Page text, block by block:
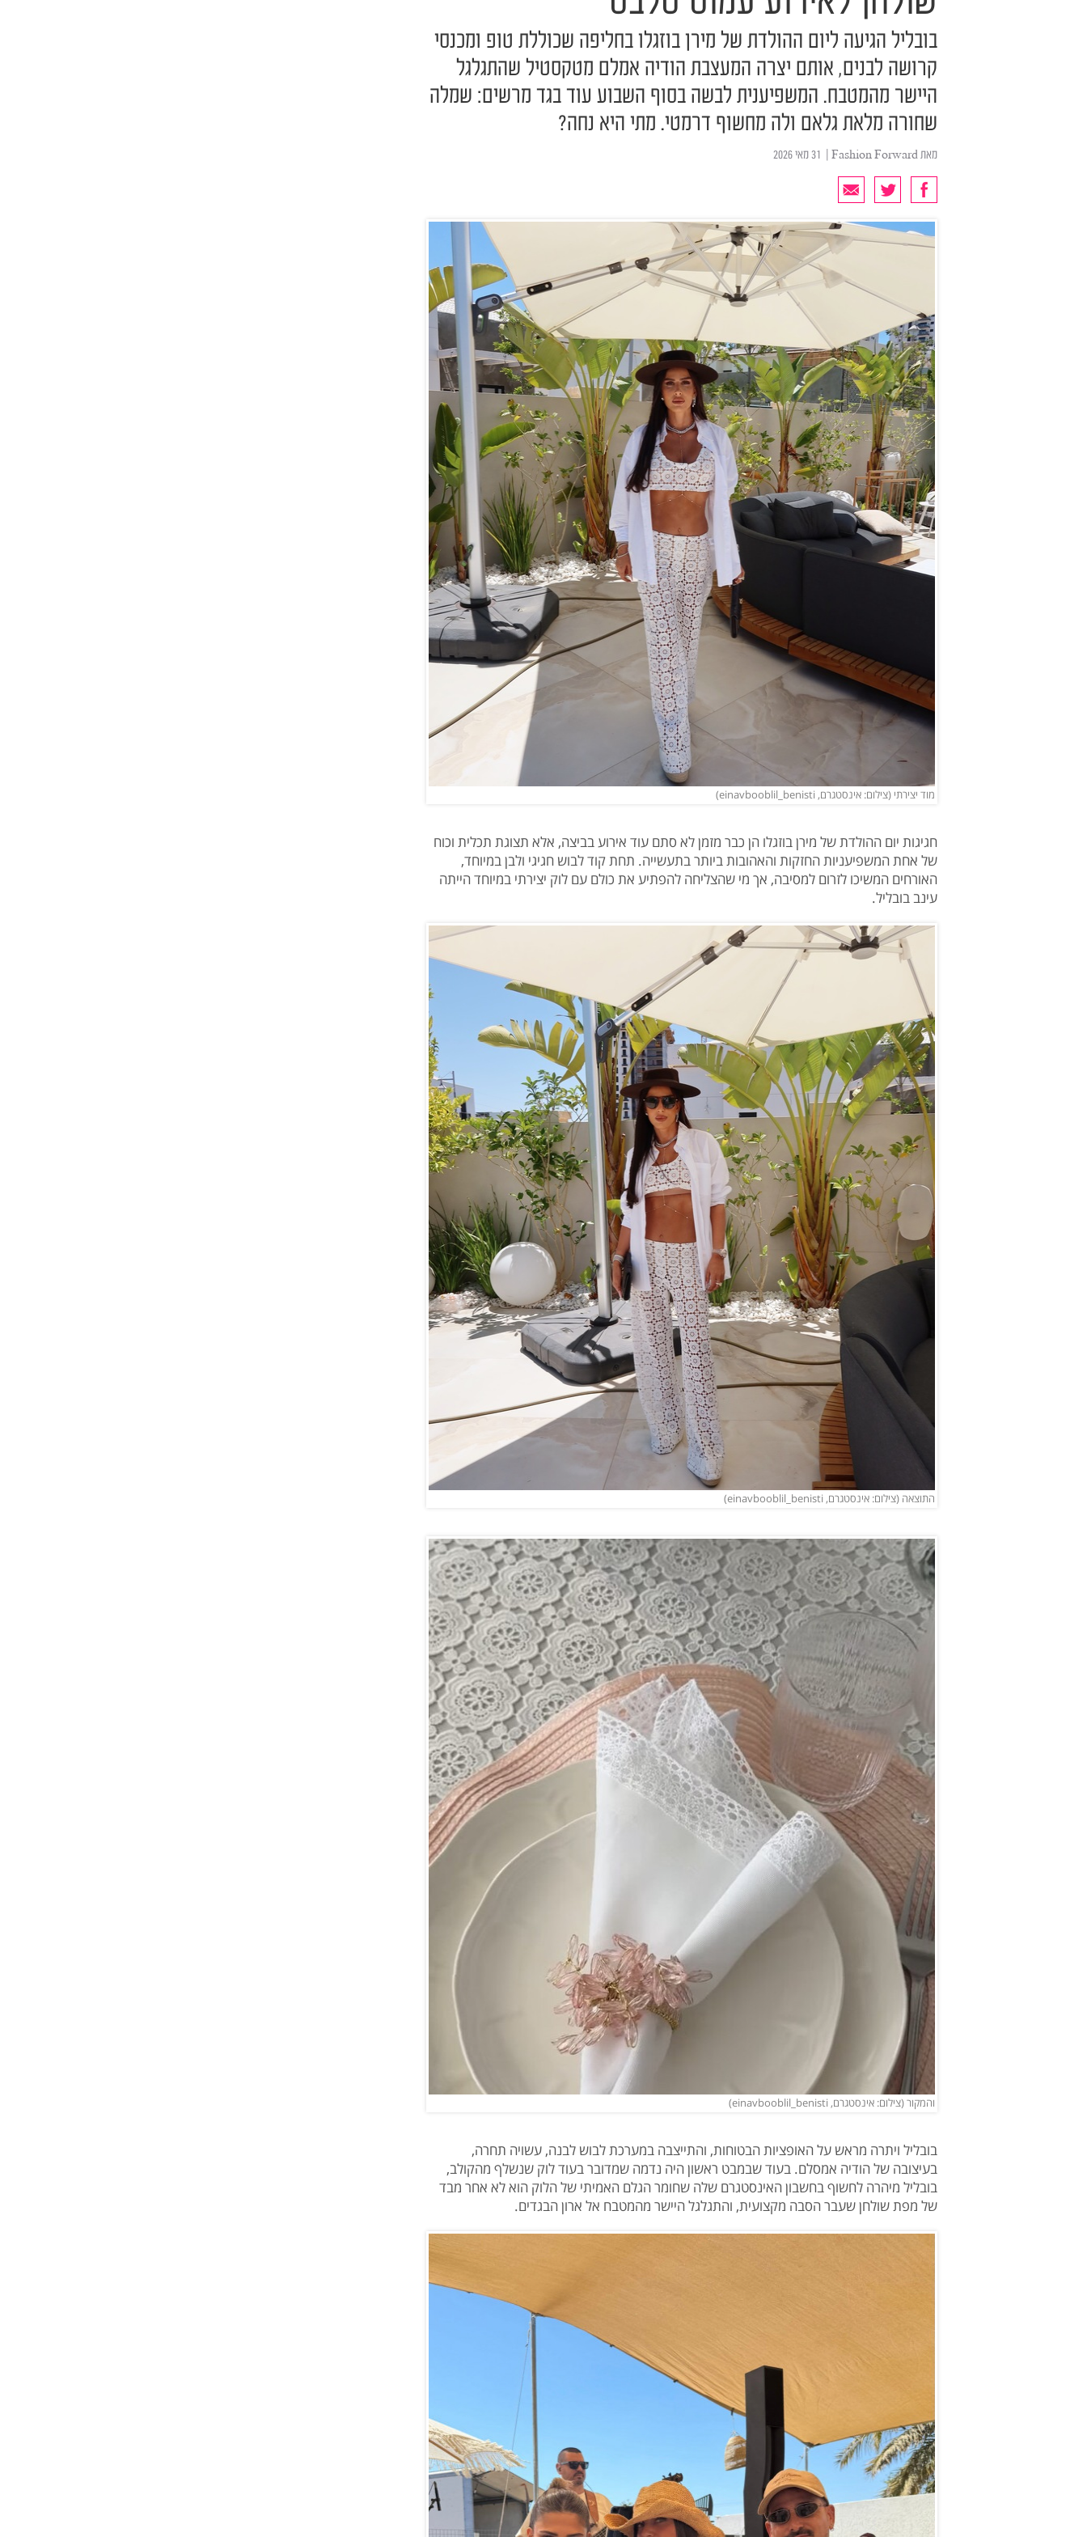
בובליל הגיעה ליום ההולדת של מירן בוזגלו בחליפה שכוללת טופ ומכנסי
קרושה לבנים, אותם יצרה המעצבת הודיה אמלם מטקסטיל שהתגלגל
היישר מהמטבח. המשפיענית לבשה בסוף השבוע עוד בגד מרשים: שמלה
שחורה מלאת גלאם ולה מחשוף דרמטי. מתי היא נחה?
מאתFashion Forward
מוד יצירתי (צילום: אינסטגרם, einavbooblil_benisti)
חגיגות יום ההולדת של מירן בוזגלו הן כבר מזמן לא סתם עוד אירוע בביצה, אלא תצוגת תכלית וכוח
של אחת המשפיעניות החזקות והאהובות ביותר בתעשייה. תחת קוד לבוש חגיגי ולבן במיוחד,
האורחים המשיכו לזרום למסיבה, אך מי שהצליחה להפתיע את כולם עם לוק יצירתי במיוחד הייתה
עינב בובליל.
התוצאה (צילום: אינסטגרם, einavbooblil_benisti)
והמקור (צילום: אינסטגרם, einavbooblil_benisti)
בובליל ויתרה מראש על האופציות הבטוחות, והתייצבה במערכת לבוש לבנה, עשויה תחרה,
בעיצובה של הודיה אמסלם. בעוד שבמבט ראשון היה נדמה שמדובר בעוד לוק שנשלף מהקולב,
בובליל מיהרה לחשוף בחשבון האינסטגרם שלה שחומר הגלם האמיתי של הלוק הוא לא אחר מבד
של מפת שולחן שעבר הסבה מקצועית, והתגלגל היישר מהמטבח אל ארון הבגדים.